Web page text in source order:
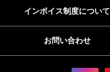
インボイス制度について
お問い合わせ